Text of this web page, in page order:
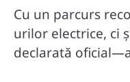
Cu un parcurs
urilor electrice, ci
declarată